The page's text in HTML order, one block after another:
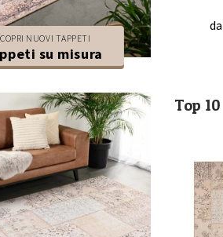
NUOVI TAPPETI
su misura
da
Top 10